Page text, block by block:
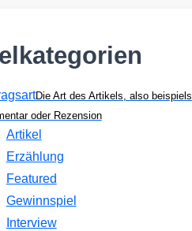
Die Art des Artikels, also
oder Rezension
Artikel
Erzählung
Featured
Gewinnspiel
Interview